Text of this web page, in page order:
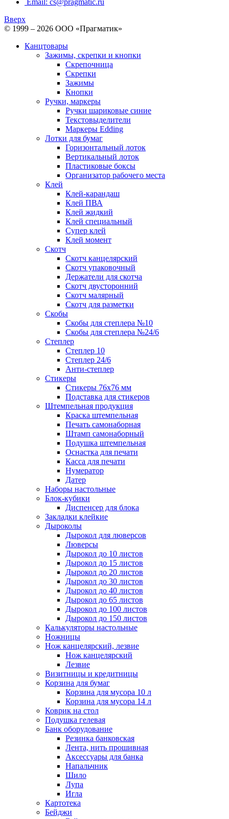
Email: cs@pragmatic.ru
Вверх
© 1999 – 2026 ООО «Прагматик»
Канцтовары
Зажимы, скрепки и кнопки
Скрепочница
Скрепки
Зажимы
Кнопки
Ручки, маркеры
Ручки шариковые синие
Текстовыделители
Маркеры Edding
Лотки для бумаг
Горизонтальный лоток
Вертикальный лоток
Пластиковые боксы
Организатор рабочего места
Клей
Клей-карандаш
Клей ПВА
Клей жидкий
Клей специальный
Супер клей
Клей момент
Скотч
Скотч канцелярский
Скотч упаковочный
Держатели для скотча
Скотч двусторонний
Скотч малярный
Скотч для разметки
Скобы
Скобы для степлера №10
Скобы для степлера №24/6
Степлер
Степлер 10
Степлер 24/6
Анти-степлер
Стикеры
Стикеры 76x76 мм
Подставка для стикеров
Штемпельная продукция
Краска штемпельная
Печать самонаборная
Штамп самонаборный
Подушка штемпельная
Оснастка для печати
Касса для печати
Нумератор
Датер
Наборы настольные
Блок-кубики
Диспенсер для блока
Закладки клейкие
Дыроколы
Дырокол для люверсов
Люверсы
Дырокол до 10 листов
Дырокол до 15 листов
Дырокол до 20 листов
Дырокол до 30 листов
Дырокол до 40 листов
Дырокол до 65 листов
Дырокол до 100 листов
Дырокол до 150 листов
Калькуляторы настольные
Ножницы
Нож канцелярский, лезвие
Нож канцелярский
Лезвие
Визитницы и кредитницы
Корзина для бумаг
Корзина для мусора 10 л
Корзина для мусора 14 л
Коврик на стол
Подушка гелевая
Банк оборудование
Резинка банковская
Лента, нить прошивная
Аксессуары для банка
Напальчник
Шило
Лупа
Игла
Картотека
Бейджи